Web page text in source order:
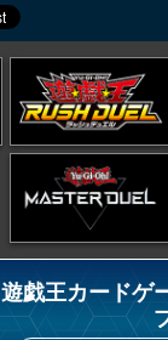
遊戯王カードゲ